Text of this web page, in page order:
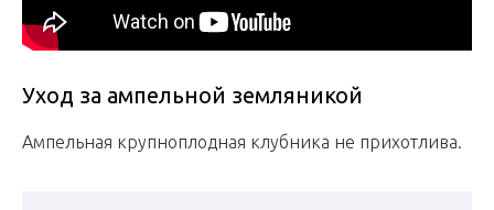
Уход за ампельной земляникой
Ампельная крупноплодная клубника не прихотлива.